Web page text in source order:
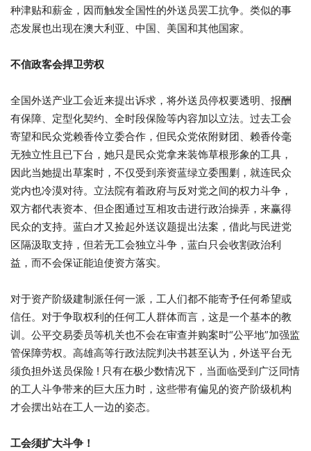
种津贴和薪金，因而触发全国性的外送员罢工抗争。类似的事
态发展也出现在澳大利亚、中国、美国和其他国家。
不信政客会捍卫劳权
全国外送产业工会近来提出诉求，将外送员停权要透明、报酬
有保障、定型化契约、全时段保险等内容加以立法。过去工会
寄望和民众党赖香伶立委合作，但民众党依附财团、赖香伶毫
无独立性且已下台，她只是民众党拿来装饰草根形象的工具，
因此当她提出草案时，不仅受到亲资蓝绿立委围剿，就连民众
党内也冷漠对待。立法院有着政府与反对党之间的权力斗争，
双方都代表资本、但企图通过互相攻击进行政治操弄，来赢得
民众的支持。蓝白才又捡起外送议题提出法案，借此与民进党
区隔汲取支持，但若无工会独立斗争，蓝白只会收割政治利
益，而不会保证能迫使资方落实。
对于资产阶级建制派任何一派，工人们都不能寄予任何希望或
信任。对于争取权利的任何工人群体而言，这是一个基本的教
训。公平交易委员等机关也不会在审查并购案时“公平地”加强监
管保障劳权。高雄高等行政法院判决书甚至认为，外送平台无
须负担外送员保险 ! 只有在极少数情况下，当面临受到广泛同情
的工人斗争带来的巨大压力时，这些带有偏见的资产阶级机构
才会摆出站在工人一边的姿态。
工会须扩大斗争！